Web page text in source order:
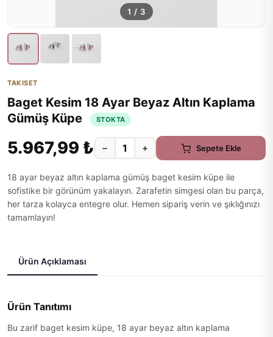
1 / 3
TAKISET
Baget Kesim 18 Ayar Beyaz Altın Kaplama
Gümüş Küpe
STOKTA
5.967,99 ₺ − + Sepete Ekle
18 ayar beyaz altın kaplama gümüş baget kesim küpe ile
sofistike bir görünüm yakalayın. Zarafetin simgesi olan bu parça,
her tarza kolayca entegre olur. Hemen sipariş verin ve şıklığınızı
tamamlayın!
Ürün Açıklaması
Ürün Tanıtımı
Bu zarif baget kesim küpe, 18 ayar beyaz altın kaplama